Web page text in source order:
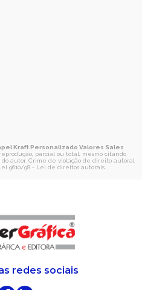
Kraft Personalizado Valores Sales
parcial ou total, mesmo citando
do autor. Crime de violação de direito autoral
9610/98 - Lei de direitos autorais.
redes sociais